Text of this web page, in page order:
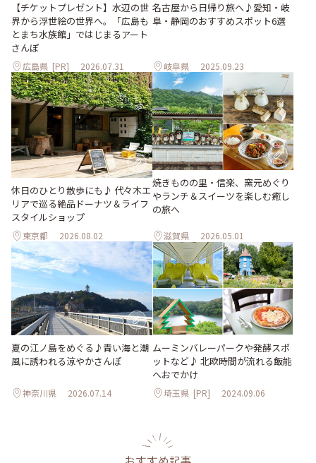
【チケットプレゼント】水辺の世
界から浮世絵の世界へ。「広島も
とまち水族館」ではじまるアート
さんぽ
広島県 [PR] 2026.07.31
名古屋から日帰り旅へ♪愛知・岐
阜・静岡のおすすめスポット6選
岐阜県 2025.09.23
休日のひとり散歩にも♪ 代々木エ
リアで巡る絶品ドーナツ＆ライフ
スタイルショップ
東京都 2026.08.02
焼きものの里・信楽、窯元めぐり
やランチ＆スイーツを楽しむ癒し
の旅へ
滋賀県 2026.05.01
夏の江ノ島をめぐる♪青い海と潮
風に誘われる涼やかさんぽ
神奈川県 2026.07.14
ムーミンバレーパークや発酵スポ
ットなど♪ 北欧時間が流れる飯能
へおでかけ
埼玉県 [PR] 2024.09.06